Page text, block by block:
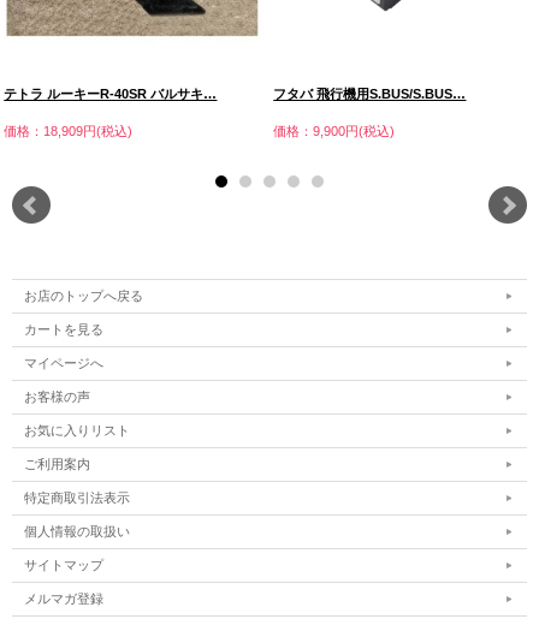
テトラ ルーキーR-40SR バルサキ…
価格：18,909円(税込)
フタバ 飛行機用S.BUS/S.BUS…
価格：9,900円(税込)
お店のトップへ戻る
カートを見る
マイページへ
お客様の声
お気に入りリスト
ご利用案内
特定商取引法表示
個人情報の取扱い
サイトマップ
メルマガ登録